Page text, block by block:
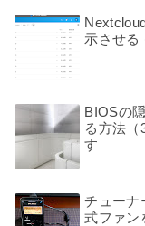
示させる
BIOSの
る方法（
す
チューナ
式ファン